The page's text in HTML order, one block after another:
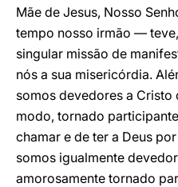
Mãe de Jesus, Nosso
tempo nosso irmão ―
singular missão de
nós a sua misericórdia.
somos devedores a Cristo
modo, tornado
chamar e de ter a Deus
somos igualmente
amorosamente tornado